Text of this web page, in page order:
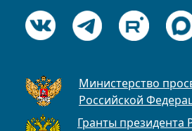
Министерство
Российской
Гранты президента